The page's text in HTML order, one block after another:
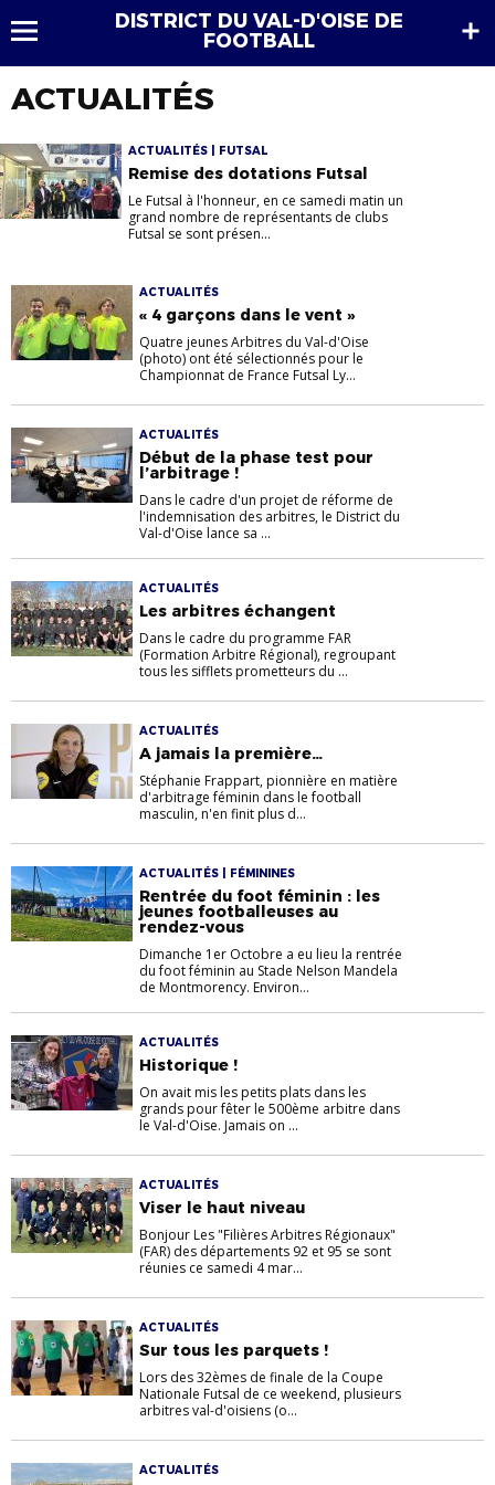
DISTRICT DU VAL-D'OISE DE
FOOTBALL
ACTUALITÉS
ACTUALITÉS | FUTSAL
Remise des dotations Futsal
Le Futsal à l'honneur, en ce samedi matin un
grand nombre de représentants de clubs
Futsal se sont présen...
ACTUALITÉS
« 4 garçons dans le vent »
Quatre jeunes Arbitres du Val-d'Oise
(photo) ont été sélectionnés pour le
Championnat de France Futsal Ly...
ACTUALITÉS
Début de la phase test pour
l’arbitrage !
Dans le cadre d'un projet de réforme de
l'indemnisation des arbitres, le District du
Val-d'Oise lance sa ...
ACTUALITÉS
Les arbitres échangent
Dans le cadre du programme FAR
(Formation Arbitre Régional), regroupant
tous les sifflets prometteurs du ...
ACTUALITÉS
A jamais la première…
Stéphanie Frappart, pionnière en matière
d'arbitrage féminin dans le football
masculin, n'en finit plus d...
ACTUALITÉS | FÉMININES
Rentrée du foot féminin : les
jeunes footballeuses au
rendez-vous
Dimanche 1er Octobre a eu lieu la rentrée
du foot féminin au Stade Nelson Mandela
de Montmorency. Environ...
ACTUALITÉS
Historique !
On avait mis les petits plats dans les
grands pour fêter le 500ème arbitre dans
le Val-d'Oise. Jamais on ...
ACTUALITÉS
Viser le haut niveau
Bonjour Les "Filières Arbitres Régionaux"
(FAR) des départements 92 et 95 se sont
réunies ce samedi 4 mar...
ACTUALITÉS
Sur tous les parquets !
Lors des 32èmes de finale de la Coupe
Nationale Futsal de ce weekend, plusieurs
arbitres val-d'oisiens (o...
ACTUALITÉS